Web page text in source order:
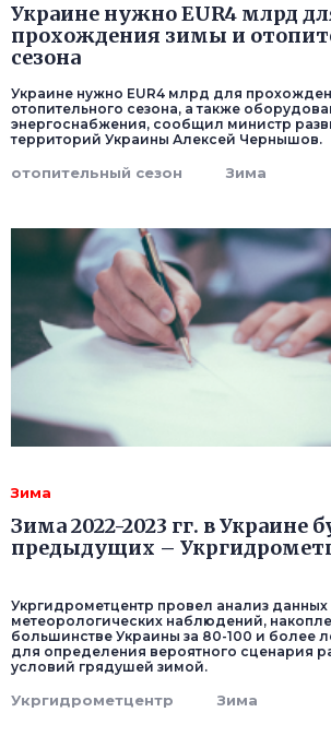
Украине нужно EUR4 млрд
прохождения зимы и
сезона
Украине нужно EUR4 млрд для
отопительного сезона, а также
энергоснабжения, сообщил министр
территорий Украины Алексей Чернышов.
отопительный сезон Зима
Зима
Зима 2022-2023 гг. в Украине
предыдущих –
Укргидрометцентр провел анализ данных
метеорологических наблюдений,
большинстве Украины за 80-100 и более
для определения вероятного сценария
условий грядушей зимой.
Укргидрометцентр Зима